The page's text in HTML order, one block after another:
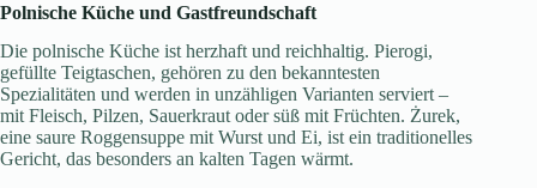
Polnische Küche und Gastfreundschaft
Die polnische Küche ist herzhaft und reichhaltig. Pierogi,
gefüllte Teigtaschen, gehören zu den bekanntesten
Spezialitäten und werden in unzähligen Varianten serviert –
mit Fleisch, Pilzen, Sauerkraut oder süß mit Früchten. Żurek,
eine saure Roggensuppe mit Wurst und Ei, ist ein traditionelles
Gericht, das besonders an kalten Tagen wärmt.